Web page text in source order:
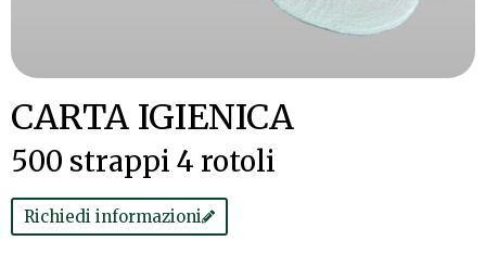
CARTA IGIENICA
500 strappi 4 rotoli
Richiedi informazioni